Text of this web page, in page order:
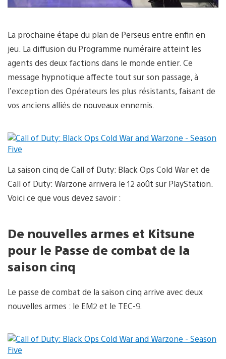
La prochaine étape du plan de Perseus entre enfin en
jeu. La diffusion du Programme numéraire atteint les
agents des deux factions dans le monde entier. Ce
message hypnotique affecte tout sur son passage, à
l’exception des Opérateurs les plus résistants, faisant de
vos anciens alliés de nouveaux ennemis.
La saison cinq de Call of Duty: Black Ops Cold War et de
Call of Duty: Warzone arrivera le 12 août sur PlayStation.
Voici ce que vous devez savoir :
De nouvelles armes et Kitsune
pour le Passe de combat de la
saison cinq
Le passe de combat de la saison cinq arrive avec deux
nouvelles armes : le EM2 et le TEC-9.